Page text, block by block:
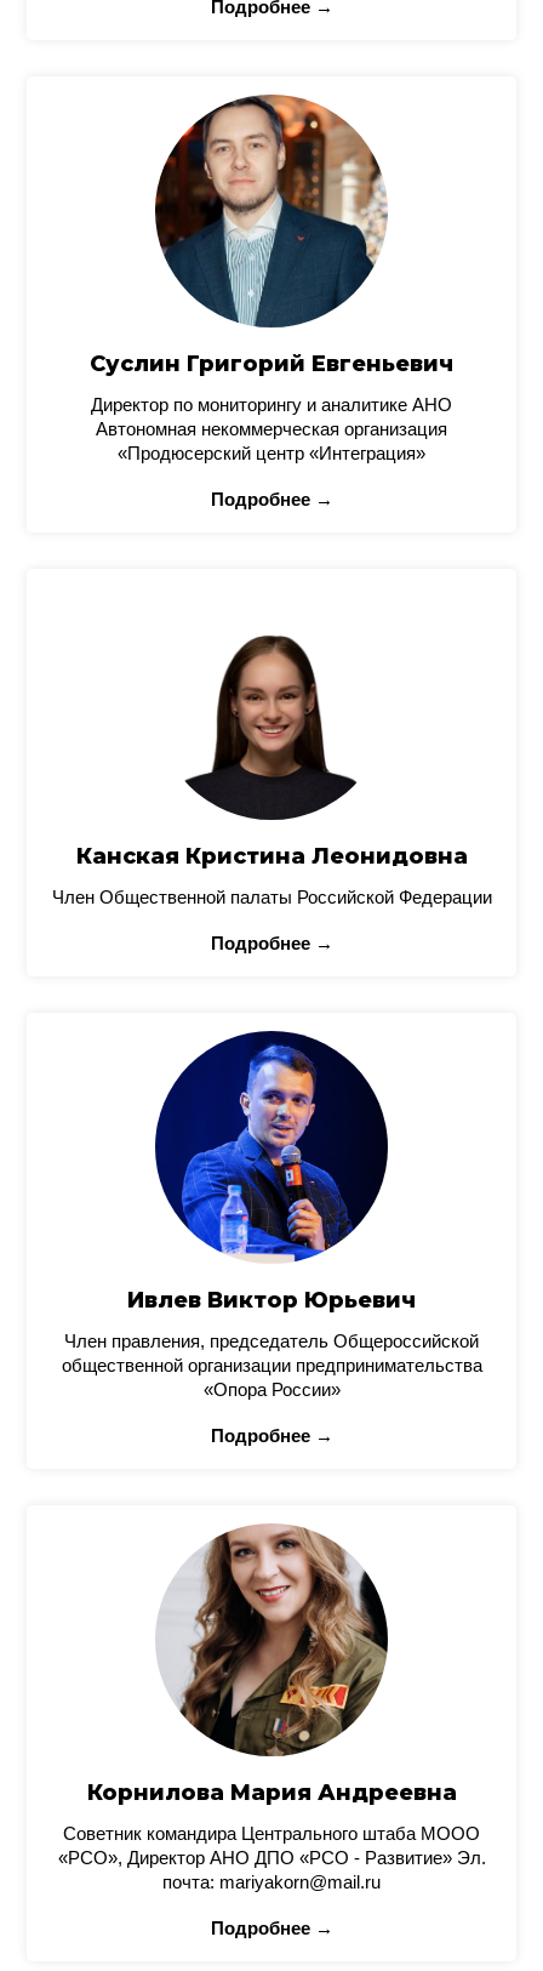
Подробнее →
Суслин Григорий Евгеньевич
Директор по мониторингу и аналитике АНО
Автономная некоммерческая организация
«Продюсерский центр «Интеграция»
Подробнее →
Канская Кристина Леонидовна
Член Общественной палаты Российской Федерации
Подробнее →
Ивлев Виктор Юрьевич
Член правления, председатель Общероссийской
общественной организации предпринимательства
«Опора России»
Подробнее →
Корнилова Мария Андреевна
Советник командира Центрального штаба МООО
«РСО», Директор АНО ДПО «РСО - Развитие» Эл.
почта: mariyakorn@mail.ru
Подробнее →